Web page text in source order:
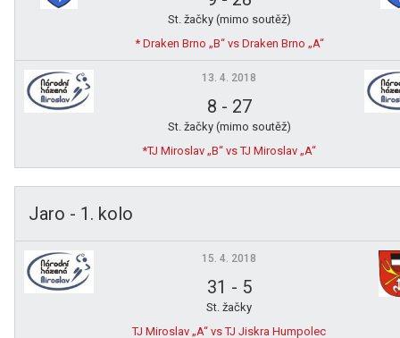
St. žačky (mimo soutěž)
* Draken Brno „B“ vs Draken Brno „A“
13. 4. 2018
8 - 27
St. žačky (mimo soutěž)
*TJ Miroslav „B“ vs TJ Miroslav „A“
Jaro - 1. kolo
15. 4. 2018
31 - 5
St. žačky
TJ Miroslav „A“ vs TJ Jiskra Humpolec